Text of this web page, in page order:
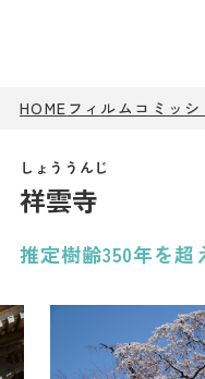
HOME フィルムコミッシ
祥雲寺
推定樹齢350年を超